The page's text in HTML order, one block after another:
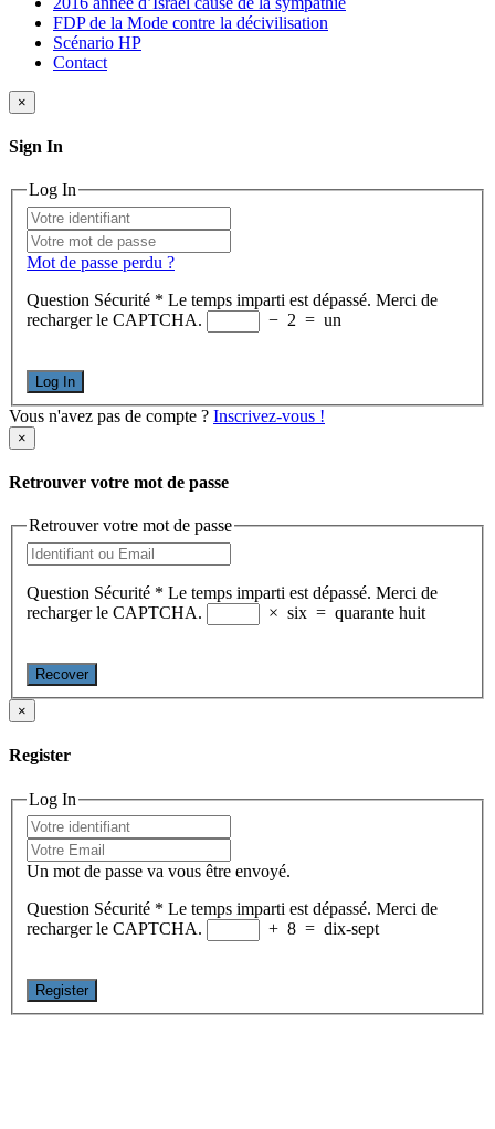
FDP de la Mode contre la décivilisation
Scénario HP
Contact
×
Sign In
Log In
Mot de passe perdu ?
Question Sécurité * Le temps imparti est dépassé. Merci de
recharger le CAPTCHA.
− 2 = un
Log In
Vous n'avez pas de compte ? Inscrivez-vous !
×
Retrouver votre mot de passe
Retrouver votre mot de passe
Question Sécurité * Le temps imparti est dépassé. Merci de
recharger le CAPTCHA.
× six = quarante huit
Recover
×
Register
Log In
Un mot de passe va vous être envoyé.
Question Sécurité * Le temps imparti est dépassé. Merci de
recharger le CAPTCHA.
+ 8 = dix-sept
Register